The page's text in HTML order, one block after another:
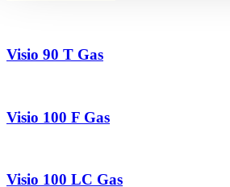
Visio 90 T Gas
Visio 100 F Gas
Visio 100 LC Gas